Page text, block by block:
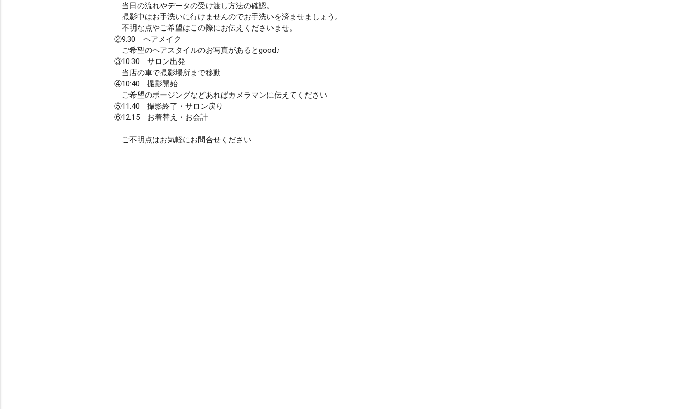
当日の流れやデータの受け渡し方法の確認。
撮影中はお手洗いに行けませんのでお手洗いを済ませましょう。
​不明な点やご希望はこの際にお伝えくださいませ。
②9:30 ヘアメイク
ご希望のヘアスタイルのお写真があるとgood♪
③10:30 サロン出発
当店の車で撮影場所まで移動
④10:40 撮影開始
ご希望のポージングなどあればカメラマンに伝えてください
⑤11:40 撮影終了・サロン戻り
⑥12:15 お着替え・お会計
ご不明点はお気軽にお問合せください